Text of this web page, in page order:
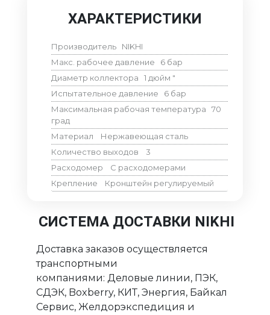
ХАРАКТЕРИСТИКИ
Производитель
NIKHI
Макс. рабочее давление
6 бар
Диаметр коллектора
1 дюйм "
Испытательное давление
6 бар
Максимальная рабочая температура
70
град
Материал
Нержавеющая сталь
Количество выходов
3
Расходомер
С расходомерами
Крепление
Кронштейн регулируемый
СИСТЕМА ДОСТАВКИ NIKHI
Доставка заказов осуществляется
транспортными
компаниями: Деловые линии, ПЭК,
СДЭК, Boxberry, КИТ, Энергия, Байкал
Сервис, Желдорэкспедиция и